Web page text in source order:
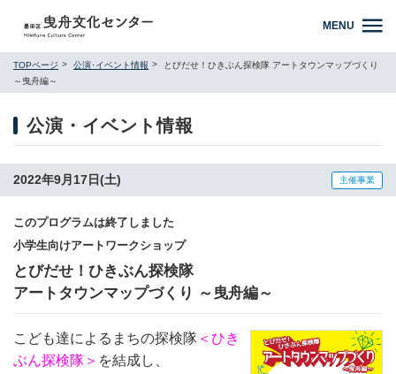
MENU
TOPページ 公演･イベント情報
とびだせ！ひきぶん探検隊 アートタウンマップづくり
～曳舟編～
公演・イベント情報
2022年9月17日(土) 主催事業
このプログラムは終了しました
小学生向けアートワークショップ
とびだせ！ひきぶん探検隊
アートタウンマップづくり ～曳舟編～
こども達によるまちの探検隊 ＜ひき
ぶん探検隊＞ を結成し、